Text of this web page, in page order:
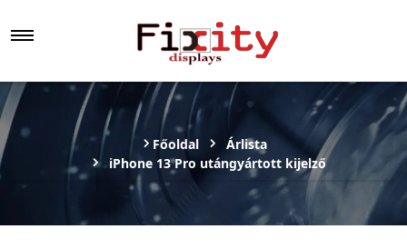
Főoldal
Árlista
iPhone 13 Pro utángyártott kijelző